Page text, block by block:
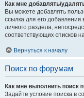
Как мне добавлять/
Вы можете добавлять
ссылка для его добавления
личного раздела,
соответствующих списков
Вернуться к началу
Поиск по форумам
Как мне выполнить
Задайте условие поиска в